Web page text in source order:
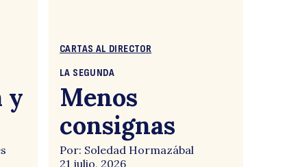
y
CARTAS AL DIRECTOR
LA SEGUNDA
Menos
consignas
Por: Soledad Hormazábal
21 julio, 2026